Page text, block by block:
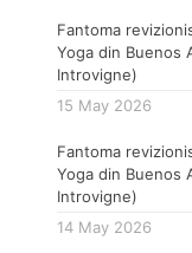
Fantoma
Yoga din Buenos
Introvigne)
15 May 2026
Fantoma
Yoga din Buenos
Introvigne)
14 May 2026